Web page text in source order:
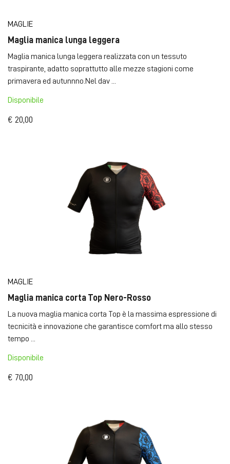
MAGLIE
Maglia manica lunga leggera
Maglia manica lunga leggera realizzata con un tessuto
traspirante, adatto soprattutto alle mezze stagioni come
primavera ed autunnno.Nel dav ...
Disponibile
€ 20,00
MAGLIE
Maglia manica corta Top Nero-Rosso
La nuova maglia manica corta Top è la massima espressione di
tecnicità e innovazione che garantisce comfort ma allo stesso
tempo ...
Disponibile
€ 70,00